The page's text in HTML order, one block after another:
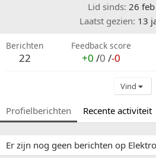
Lid sinds 26
Laatst gezien 13
Berichten
22
Feedback score
+0 /0 /-0
Vind
Profielberichten Recente activiteit
Er zijn nog geen berichten op